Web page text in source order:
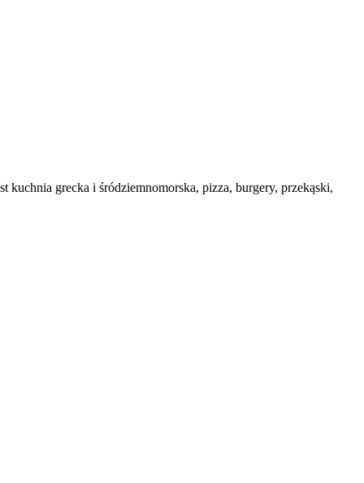
kuchnia grecka i śródziemnomorska, pizza, burgery, przekąski,